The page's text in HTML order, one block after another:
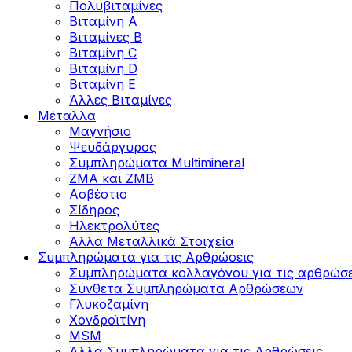
Πολυβιταμίνες
Βιταμίνη Α
Βιταμίνες Β
Βιταμίνη C
Βιταμίνη D
Βιταμίνη Ε
Άλλες Βιταμίνες
Μέταλλα
Μαγνήσιο
Ψευδάργυρος
Συμπληρώματα Multimineral
ZMA και ZMB
Ασβέστιο
Σίδηρος
Ηλεκτρολύτες
Άλλα Mεταλλικά Στοιχεία
Συμπληρώματα για τις Αρθρώσεις
Συμπληρώματα κολλαγόνου για τις
Σύνθετα Συμπληρώματα Αρθρώσεων
Γλυκοζαμίνη
Χονδροϊτίνη
MSM